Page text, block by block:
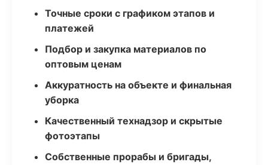
Точные сроки с графиком этапов и
платежей
Подбор и закупка материалов по
оптовым ценам
Аккуратность на объекте и финальная
уборка
Качественный технадзор и скрытые
фотоэтапы
Собственные прорабы и бригады,